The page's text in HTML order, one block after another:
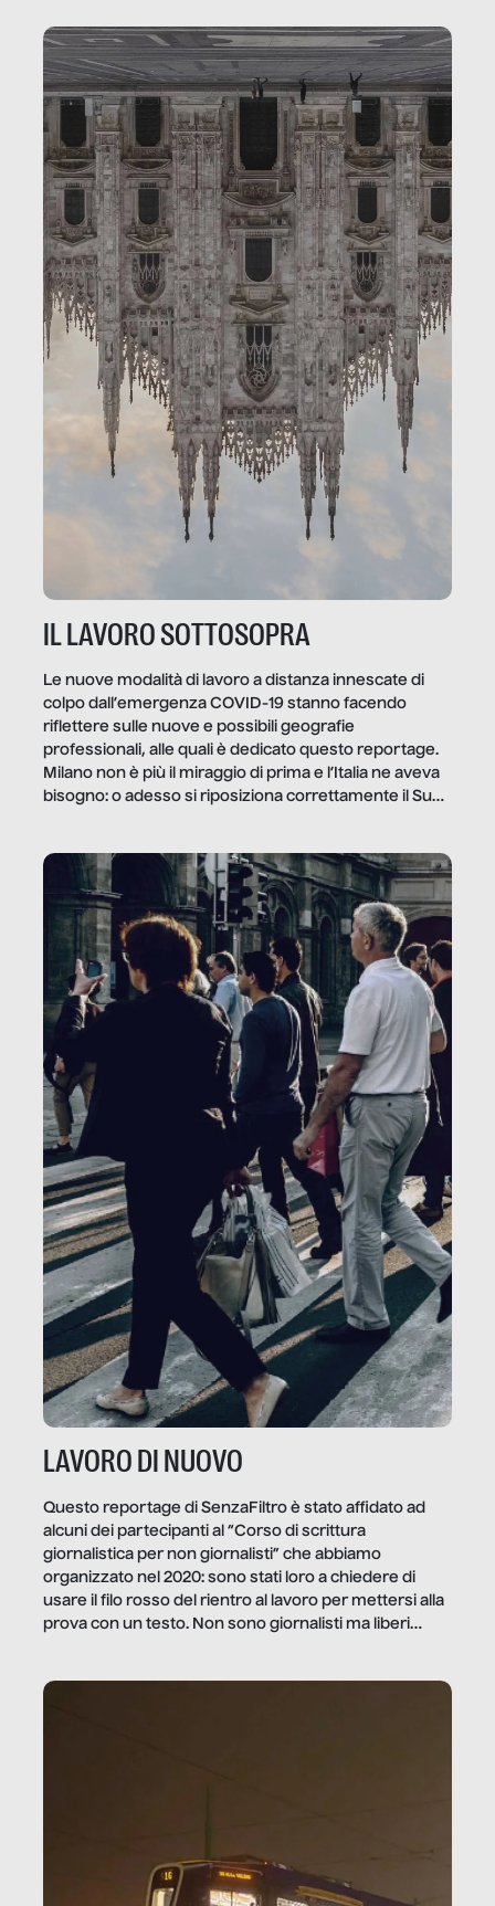
IL LAVORO SOTTOSOPRA
Le nuove modalità di lavoro a distanza innescate di
colpo dall’emergenza COVID-19 stanno facendo
riflettere sulle nuove e possibili geografie
professionali, alle quali è dedicato questo reportage.
Milano non è più il miraggio di prima e l’Italia ne aveva
bisogno: o adesso si riposiziona correttamente il Sud
LAVORO DI NUOVO
Questo reportage di SenzaFiltro è stato affidato ad
alcuni dei partecipanti al “Corso di scrittura
giornalistica per non giornalisti” che abbiamo
organizzato nel 2020: sono stati loro a chiedere di
usare il filo rosso del rientro al lavoro per mettersi alla
prova con un testo. Non sono giornalisti ma liberi